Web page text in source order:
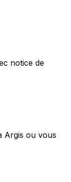
notice de
Argis ou vous